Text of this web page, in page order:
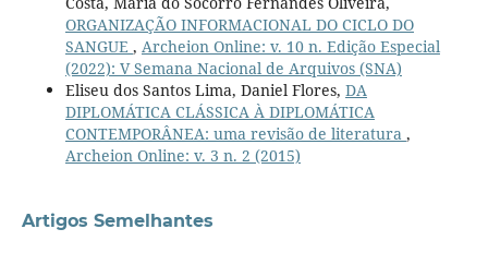
ORGANIZAÇÃO INFORMACIONAL DO CICLO DO
SANGUE , Archeion Online: v. 10 n. Edição Especial
(2022): V Semana Nacional de Arquivos (SNA)
Eliseu dos Santos Lima, Daniel Flores, DA
DIPLOMÁTICA CLÁSSICA À DIPLOMÁTICA
CONTEMPORÂNEA: uma revisão de literatura ,
Archeion Online: v. 3 n. 2 (2015)
Artigos Semelhantes